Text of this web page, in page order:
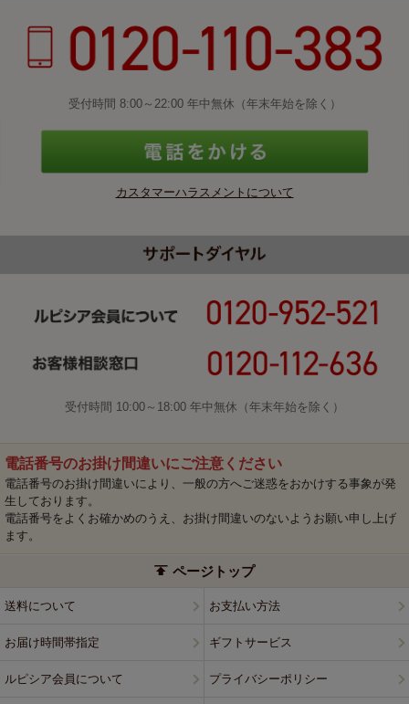
受付時間 8:00～22:00 年中無休（年末年始を除く）
カスタマーハラスメントについて
受付時間 10:00～18:00 年中無休（年末年始を除く）
電話番号のお掛け間違いにご注意ください
電話番号のお掛け間違いにより、一般の方へご迷惑をおかけする事象が発
生しております。
電話番号をよくお確かめのうえ、お掛け間違いのないようお願い申し上げ
ます。
ページトップ
送料について お支払い方法
お届け時間帯指定 ギフトサービス
ルピシア会員について プライバシーポリシー